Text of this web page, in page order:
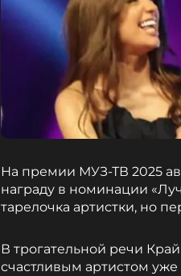
На премии МУЗ-ТВ 2025
награду в номинации
тарелочка артистки, но
В трогательной речи
счастливым артистом уже